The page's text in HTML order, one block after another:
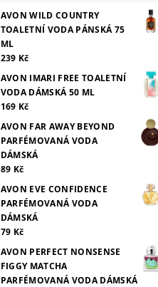
AVON WILD COUNTRY
TOALETNÍ VODA PÁNSKÁ 75
ML
239 Kč
AVON IMARI FREE TOALETNÍ
VODA DÁMSKÁ 50 ML
169 Kč
AVON FAR AWAY BEYOND
PARFÉMOVANÁ VODA
DÁMSKÁ
89 Kč
AVON EVE CONFIDENCE
PARFÉMOVANÁ VODA
DÁMSKÁ
79 Kč
AVON PERFECT NONSENSE
FIGGY MATCHA
PARFÉMOVANÁ VODA DÁMSKÁ